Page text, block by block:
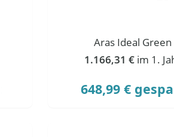
Aras Ideal Green
1.166,31 € im 1.
648,99 €